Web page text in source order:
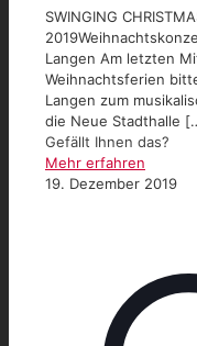
SWINGING
Langen Am letzten
Weihnachtsferien
Langen zum
die Neue Stadthalle
Gefällt Ihnen das?
Mehr erfahren
19. Dezember 2019